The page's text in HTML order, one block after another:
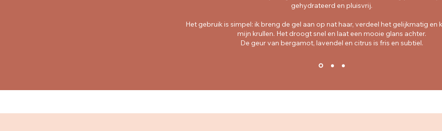
gehydrateerd en pluisvrij.
Het gebruik is simpel: ik breng de gel aan op nat haar, verdeel het gelijkmatig en
mijn krullen. Het droogt snel en laat een mooie glans achter.
De geur van bergamot, lavendel en citrus is fris en subtiel.